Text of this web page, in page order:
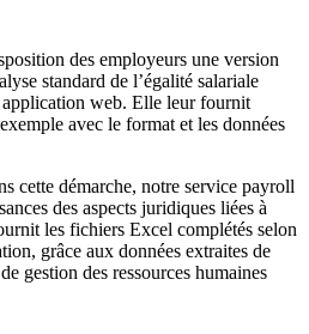
des employeurs une version
standard de l’égalité salariale
web. Elle leur fournit
avec le format et les données
cette démarche, notre service payroll
des aspects juridiques liées à
les fichiers Excel complétés selon
grâce aux données extraites de
gestion des ressources humaines